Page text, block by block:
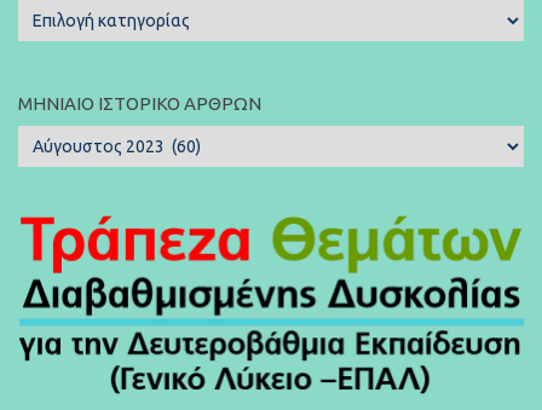
Κατηγορίες
Άρθρων:
ΜΗΝΙΑΊΟ ΙΣΤΟΡΙΚΌ ΆΡΘΡΩΝ
Μηνιαίο
Ιστορικό